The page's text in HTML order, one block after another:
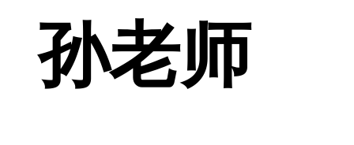
孙老师